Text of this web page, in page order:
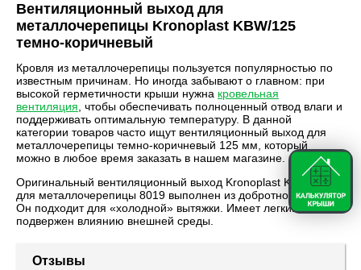
Вентиляционный выход для
металлочерепицы Kronoplast KBW/125
темно-коричневый
Кровля из металлочерепицы пользуется популярностью по
известным причинам. Но иногда забывают о главном: при
высокой герметичности крыши нужна кровельная
вентиляция , чтобы обеспечивать полноценный отвод влаги и
поддерживать оптимальную температуру. В данной
категории товаров часто ищут вентиляционный выход для
металлочерепицы темно-коричневый 125 мм, который
можно в любое время заказать в нашем магазине.
Оригинальный вентиляционный выход Kronoplast KBW/125
для металлочерепицы 8019 выполнен из добротного ПВХ.
Он подходит для «холодной» вытяжки. Имеет легкий вес, не
подвержен влиянию внешней среды.
Отзывы